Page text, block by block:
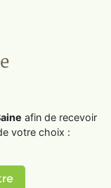
afin de recevoir
votre choix :